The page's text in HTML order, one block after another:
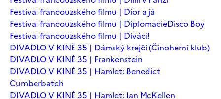
Festival francouzského filmu | Dior a já
Festival francouzského filmu | DiplomacieDisco Boy
Festival francouzského filmu | Diváci!
DIVADLO V KINĚ 35 | Dámský krejčí (Činoherní klub)
DIVADLO V KINĚ 35 | Frankenstein
DIVADLO V KINĚ 35 | Hamlet: Benedict
Cumberbatch
DIVADLO V KINĚ 35 | Hamlet: Ian McKellen